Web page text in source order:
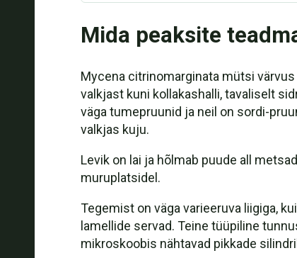
Mida peaksite
Mycena citrinomarginata mütsi
valkjast kuni kollakashalli, tavaliselt
väga tumepruunid ja neil on sordi-
valkjas kuju.
Levik on lai ja hõlmab puude all
muruplatsidel.
Tegemist on väga varieeruva liigiga,
lamellide servad. Teine tüüpiline
mikroskoobis nähtavad pikkade